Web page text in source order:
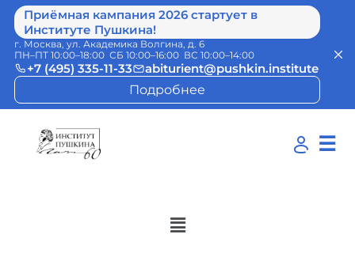
Приёмная кампания 2026 стартует в
Институте Пушкина!
г. Москва, ул. Академика Волгина, д. 6
ПН–ПТ 10:00–18:00 СБ 10:00–16:00 ВС 10:00–14:00
+7 (495) 335-11-33
abiturient@pushkin.institute
Подробнее
☰